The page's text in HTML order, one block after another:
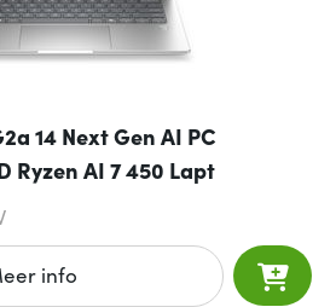
14 Next Gen AI PC
Ryzen AI 7 450 Lapt
info